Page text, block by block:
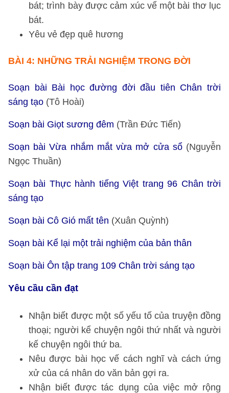
bát; trình bày được cảm xúc vể một bài thơ lục
bát.
Yêu vẻ đẹp quê hương
BÀI 4: NHỮNG TRẢI NGHIỆM TRONG ĐỜI
Soạn bài Bài học đường đời đầu tiên Chân trời
sáng tạo (Tô Hoài)
Soạn bài Giọt sương đêm (Trần Đức Tiến)
Soạn bài Vừa nhắm mắt vừa mở cửa sổ(Nguyễn
Ngọc Thuần)
Soạn bài Thực hành tiếng Việt trang 96 Chân trời
sáng tạo
Soạn bài Cô Gió mất tên (Xuân Quỳnh)
Soạn bài Kể lại một trải nghiệm của bản thân
Soạn bài Ôn tập trang 109 Chân trời sáng tạo
Yêu cầu cần đạt
Nhận biết được một số yếu tố của truyện đồng
thoại; người kể chuyện ngôi thứ nhất và người
kế chuyện ngôi thứ ba.
Nêu được bài học vế cách nghĩ và cách ứng
xử của cá nhân do văn bản gợi ra.
Nhận biết được tác dụng của việc mở rộng